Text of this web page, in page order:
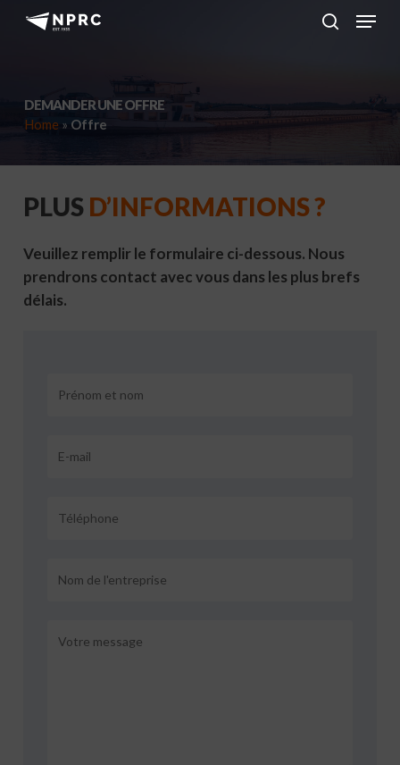
Menu
DEMANDER UNE OFFRE
Home » Offre
PLUS D’INFORMATIONS ?
Veuillez remplir le formulaire ci-dessous. Nous
prendrons contact avec vous dans les plus brefs
délais.